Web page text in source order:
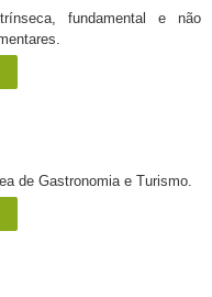
fundamental e não
de Gastronomia e Turismo.